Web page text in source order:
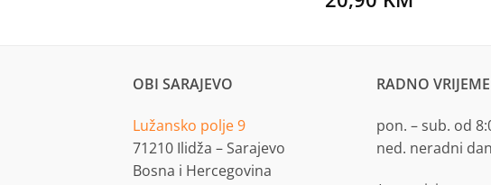
20,90 KM
OBI SARAJEVO
Lužansko polje 9
71210 Ilidža – Sarajevo
Bosna i Hercegovina
RADNO VRIJEME
pon. – sub. od
ned. neradni dan